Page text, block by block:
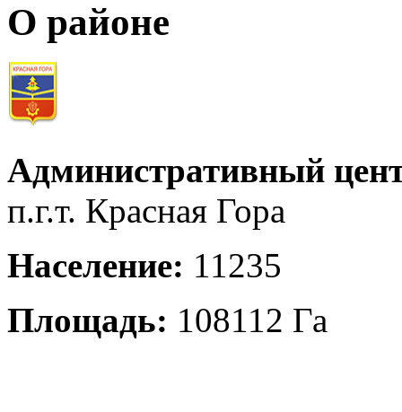
О районе
Административный
п.г.т. Красная Гора
Население: 11235
Площадь: 108112 Га